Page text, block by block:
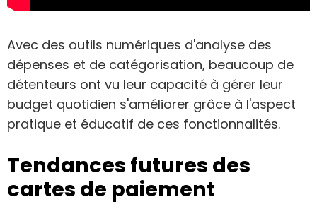
Avec des outils numériques d'analyse des
dépenses et de catégorisation, beaucoup de
détenteurs ont vu leur capacité à gérer leur
budget quotidien s'améliorer grâce à l'aspect
pratique et éducatif de ces fonctionnalités.
Tendances futures des
cartes de paiement